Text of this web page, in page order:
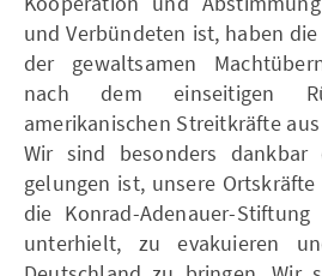
und Verbündeten ist, haben
der gewaltsamen
nach dem einseitigen
amerikanischen Streitkräfte
Wir sind besonders
gelungen ist, unsere
die Konrad-Adenauer-
unterhielt, zu evakuieren